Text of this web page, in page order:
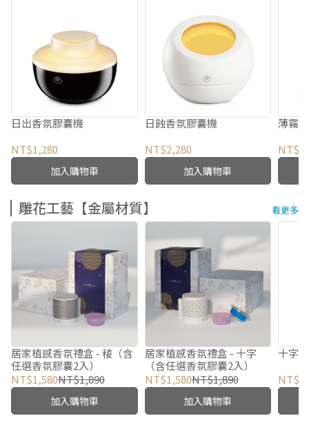
日出香氛膠囊機
NT$1,280
加入購物車
日蝕香氛膠囊機
NT$2,280
加入購物車
薄霧
雕花工藝【金屬材質】 看更多
居家植感香氛禮盒 - 稜（含
任選香氛膠囊2入）
NT$1,580NT$1,890
加入購物車
居家植感香氛禮盒 - 十字
（含任選香氛膠囊2入）
NT$1,580NT$1,890
加入購物車
十字